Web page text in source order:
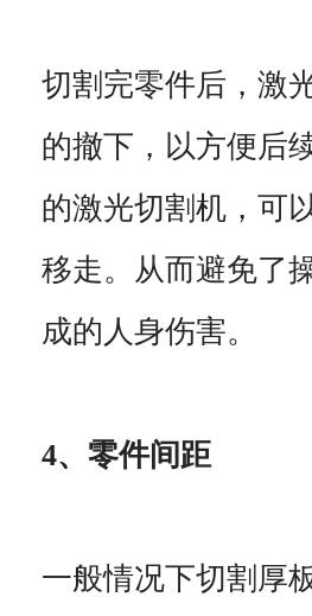
切割完零件后，激
的撤下，以方便后
的激光切割机，可
移走。从而避免了
成的人身伤害。
4、零件间距
一般情况下切割厚